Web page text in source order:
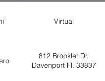
Virtual
812 Brooklet Dr.
Davenport Fl. 33837